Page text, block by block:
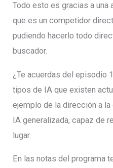
Todo esto es gracias a una
que es un competidor
pudiendo hacerlo todo
buscador.
¿Te acuerdas del episodio
tipos de IA que existen
ejemplo de la dirección a
IA generalizada, capaz de
lugar.
En las notas del programa